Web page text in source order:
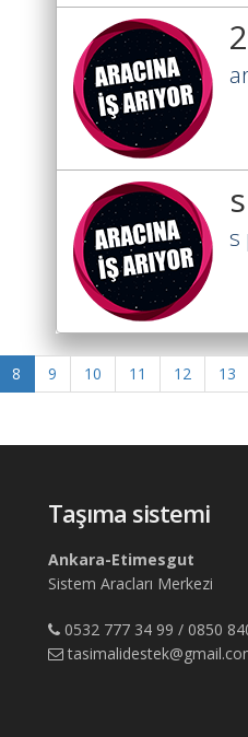
s
8 9 10 11 12 13
Taşıma sistemi
Ankara-Etimesgut
Sistem Aracları Merkezi
0532 777 34 99 / 0850